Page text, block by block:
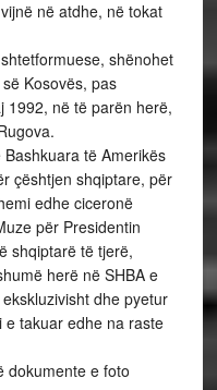
në atdhe, në tokat
shënohet
Kosovës, pas
1992, në të parën herë,
të Amerikës
çështjen shqiptare, për
edhe ciceronë
për Presidentin
shqiptarë të tjerë,
herë në SHBA e
dhe pyetur
takuar edhe na raste
dokumente e foto